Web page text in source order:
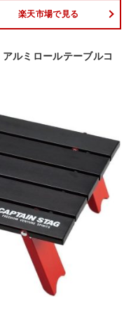
楽天市場で見る
ルミロールテーブルコ